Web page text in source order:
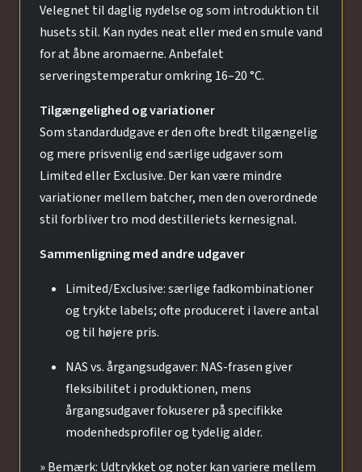
Velegnet til daglig nydelse og som introduktion til
husets stil. Kan nydes neat eller med en smule vand
for at åbne aromaerne. Anbefalet
serveringstemperatur omkring 16–20 °C.
Tilgængelighed og variationer
Som standardudgave er den ofte bredt tilgængelig
og mere prisvenlig end særlige udgaver som
Limited eller Exclusive. Der kan være mindre
variationer mellem batcher, men den overordnede
stil forbliver tro mod destilleriets kernesignal.
Sammenligning med andre udgaver
Limited/Exclusive: særlige fadkombinationer
og trykte labels; ofte produceret i lavere antal
og til højere pris.
NAS vs. årgangsudgaver: NAS-frasen giver
fleksibilitet i produktionen, mens
årgangsudgaver fokuserer på specifikke
modenhedsprofiler og tydelig alder.
» Bemærk: Udtrykket og noter kan variere mellem